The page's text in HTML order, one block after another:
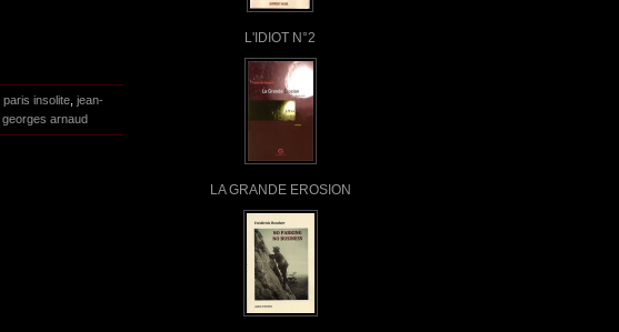
L'IDIOT N°2
LA GRANDE EROSION
paris insolite, jean-
georges arnaud